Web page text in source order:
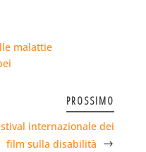
malattie
PROSSIMO
internazionale dei
film sulla disabilità